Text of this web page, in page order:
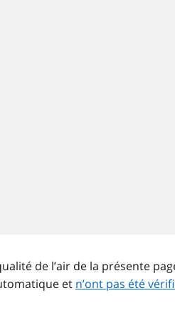
de l’air de la présente
et n’ont pas été